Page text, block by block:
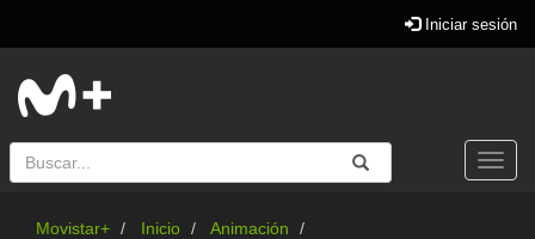
Iniciar sesión
Buscar Enviar
Buscar
Movistar+ Inicio Animación